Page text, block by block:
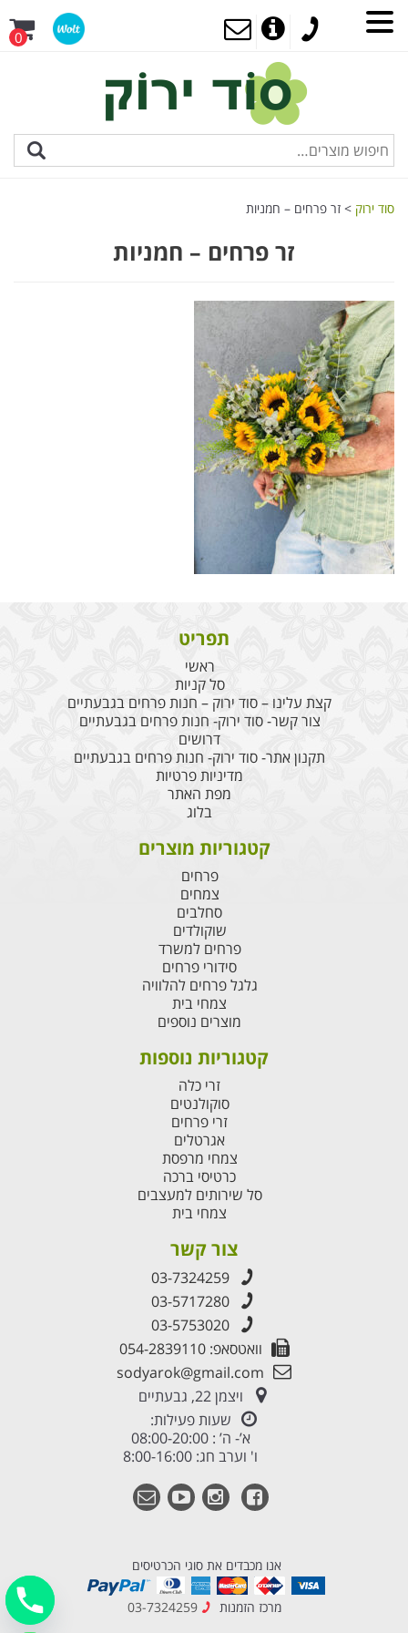
0
סוד ירוק > זר פרחים – חמניות
זר פרחים – חמניות
תפריט
ראשי
סל קניות
קצת עלינו – סוד ירוק – חנות פרחים בגבעתיים
צור קשר- סוד ירוק- חנות פרחים בגבעתיים
דרושים
תקנון אתר- סוד ירוק- חנות פרחים בגבעתיים
מדיניות פרטיות
מפת האתר
בלוג
קטגוריות מוצרים
פרחים
צמחים
סחלבים
שוקולדים
פרחים למשרד
סידורי פרחים
גלגל פרחים להלוויה
צמחי בית
מוצרים נוספים
קטגוריות נוספות
זרי כלה
סוקולנטים
זרי פרחים
אגרטלים
צמחי מרפסת
כרטיסי ברכה
סל שירותים למעצבים
צמחי בית
צור קשר
03-7324259
03-5717280
03-5753020
וואטסאפ: 054-2839110
sodyarok@gmail.com
ויצמן 22, גבעתיים
שעות פעילות:
א’- ה’ : 08:00-20:00
ו' וערב חג: 8:00-16:00
אנו מכבדים את סוגי הכרטיסים
מרכז הזמנות 03-7324259